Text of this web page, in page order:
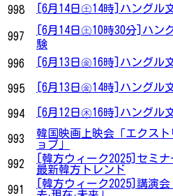
998
[6月14日㊏14時]ハングル
997
[6月14日㊏10時30分]ハン
験
996
[6月13日㊎16時]ハングル
995
[6月13日㊎14時]ハングル
994
[6月12日㊍16時]ハングル
993
韓国映画上映会「エクスト
ョブ」
992
[韓方ウィーク2025]セミ
最新韓方トレンド
991
[韓方ウィーク2025]講演